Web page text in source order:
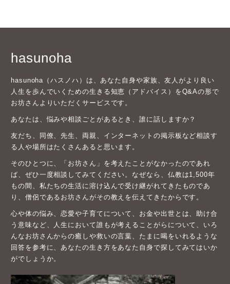
hasunoha
hasunoha（ハスノハ）は、あなた自身や家族、友人がより良い
人生を歩んでいくための生きる知恵（アドバイス）をQ&Aの形で
お坊さんよりいただくサービスです。
あなたは、悩みや相談ごとがあるとき、誰に話しますか？
友だち、同僚、先生、両親、インターネットの掲示板など相談す
る人や場所はたくさんあると思います。
そのひとつに、「お坊さん」を考えたことがなかったのであれ
ば、ぜひ一度相談してみてください。なぜなら、仏教は1,500年
もの間、私たちの生活に溶け込んで受け継がれてきたものであ
り、僧侶であるお坊さんがその教えを伝えてきたからです。
心や体の悩み、恋愛や子育てについて、お金や出世とは、助け合
う意味など、人生において誰もが考えることがらについて、いろ
んなお坊さんからの癒しや救いの言葉、たまに喝をいれるような
回答を参考に、あなたの生き方をあなた自身で探してみてはいか
がでしょうか。